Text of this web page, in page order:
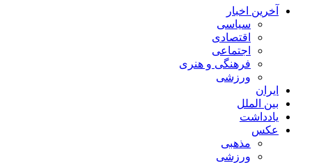
آخرین اخبار
سیاسی
اقتصادی
اجتماعی
فرهنگی و هنری
ورزشی
ایران
بین الملل
یادداشت
عکس
مذهبی
ورزشی